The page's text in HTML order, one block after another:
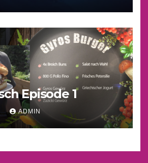
GrillTastisch Episode 1
ADMIN